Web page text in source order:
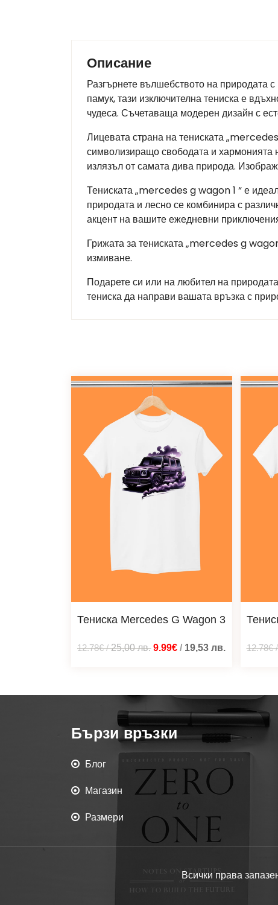
Описание
Разгърнете вълшебството на природата
памук, тази изключителна тениска е
чудеса. Съчетаваща модерен дизайн с
Лицевата страна на тениската
символизиращо свободата и хармонията
излязъл от самата дива природа.
Тениската „mercedes g wagon 1 “ е
природата и лесно се комбинира с
акцент на вашите ежедневни
Грижата за тениската „mercedes g
измиване.
Подарете си или на любител на
тениска да направи вашата връзка с
Тениска Mercedes G Wagon 3
12.78€/25,00лв. 9.99€ / 19,53лв. 12.78€
Бързи връзки
Блог
Магазин
Размери
Всички права